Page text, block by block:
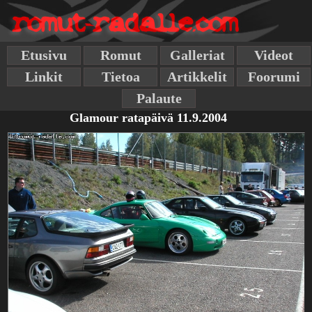
Etusivu Romut Galleriat
Videot
Linkit
Tietoa Artikkelit
Foorumi
Palaute
Glamour ratapäivä 11.9.2004